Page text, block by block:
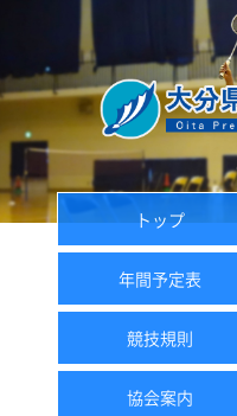
トップ
年間予定表
競技規則
協会案内